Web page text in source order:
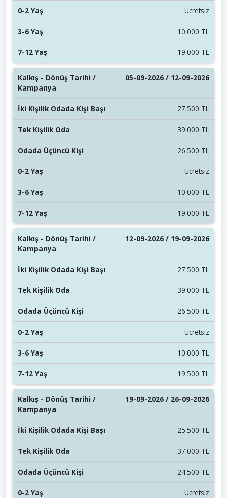
Ücretsiz
10.000 TL
19.000 TL
05-09-2026 / 12-09-2026
27.500 TL
39.000 TL
26.500 TL
Ücretsiz
10.000 TL
19.000 TL
12-09-2026 / 19-09-2026
27.500 TL
39.000 TL
26.500 TL
Ücretsiz
10.000 TL
19.500 TL
19-09-2026 / 26-09-2026
25.500 TL
37.000 TL
24.500 TL
Ücretsiz